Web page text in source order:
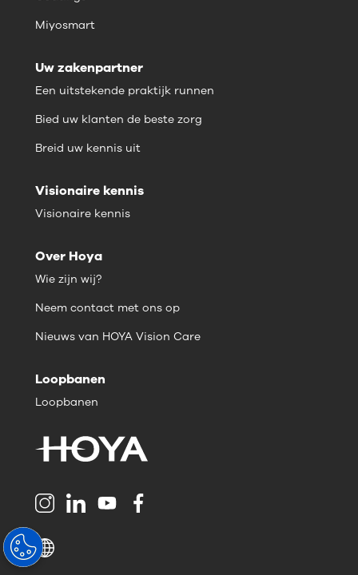
Miyosmart
Uw zakenpartner
Een uitstekende praktijk runnen
Bied uw klanten de beste zorg
Breid uw kennis uit
Visionaire kennis
Visionaire kennis
Over Hoya
Wie zijn wij?
Neem contact met ons op
Nieuws van HOYA Vision Care
Loopbanen
Loopbanen